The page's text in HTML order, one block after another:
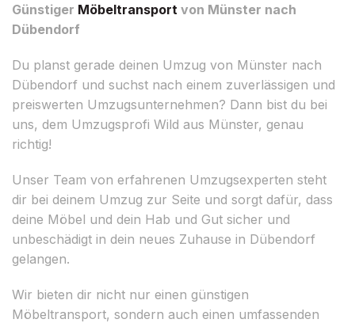
Günstiger Möbeltransport von Münster nach
Dübendorf
Du planst gerade deinen Umzug von Münster nach
Dübendorf und suchst nach einem zuverlässigen und
preiswerten Umzugsunternehmen? Dann bist du bei
uns, dem Umzugsprofi Wild aus Münster, genau
richtig!
Unser Team von erfahrenen Umzugsexperten steht
dir bei deinem Umzug zur Seite und sorgt dafür, dass
deine Möbel und dein Hab und Gut sicher und
unbeschädigt in dein neues Zuhause in Dübendorf
gelangen.
Wir bieten dir nicht nur einen günstigen
Möbeltransport, sondern auch einen umfassenden